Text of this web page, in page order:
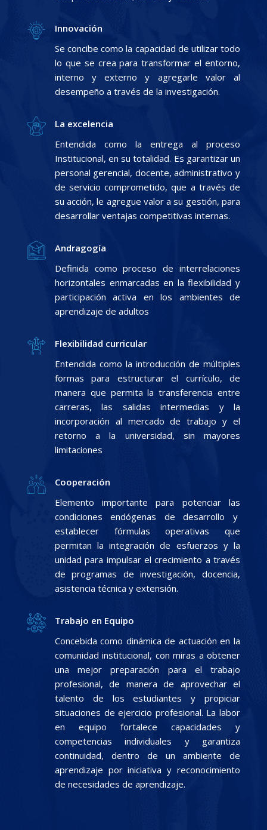
Innovación
Se concibe como la capacidad de utilizar todo
lo que se crea para transformar el entorno,
interno y externo y agregarle valor al
desempeño a través de la investigación.
La excelencia
Entendida como la entrega al proceso
Institucional, en su totalidad. Es garantizar un
personal gerencial, docente, administrativo y
de servicio comprometido, que a través de
su acción, le agregue valor a su gestión, para
desarrollar ventajas competitivas internas.
Andragogía
Definida como proceso de interrelaciones
horizontales enmarcadas en la flexibilidad y
participación activa en los ambientes de
aprendizaje de adultos
Flexibilidad curricular
Entendida como la introducción de múltiples
formas para estructurar el currículo, de
manera que permita la transferencia entre
carreras, las salidas intermedias y la
incorporación al mercado de trabajo y el
retorno a la universidad, sin mayores
limitaciones
Cooperación
Elemento importante para potenciar las
condiciones endógenas de desarrollo y
establecer fórmulas operativas que
permitan la integración de esfuerzos y la
unidad para impulsar el crecimiento a través
de programas de investigación, docencia,
asistencia técnica y extensión.
Trabajo en Equipo
Concebida como dinámica de actuación en la
comunidad institucional, con miras a obtener
una mejor preparación para el trabajo
profesional, de manera de aprovechar el
talento de los estudiantes y propiciar
situaciones de ejercicio profesional. La labor
en equipo fortalece capacidades y
competencias individuales y garantiza
continuidad, dentro de un ambiente de
aprendizaje por iniciativa y reconocimiento
de necesidades de aprendizaje.